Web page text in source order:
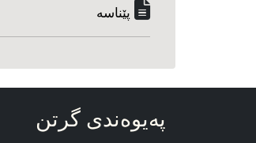
پێناسه‌
په‌یوه‌ندی گرتن